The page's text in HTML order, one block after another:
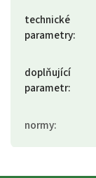
technické
parametry:
doplňující
parametr:
normy: